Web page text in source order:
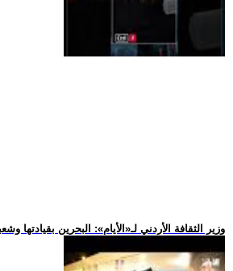
.. وزير الثقافة الأردني لـ«الأيام»: البحرين بقيادتها